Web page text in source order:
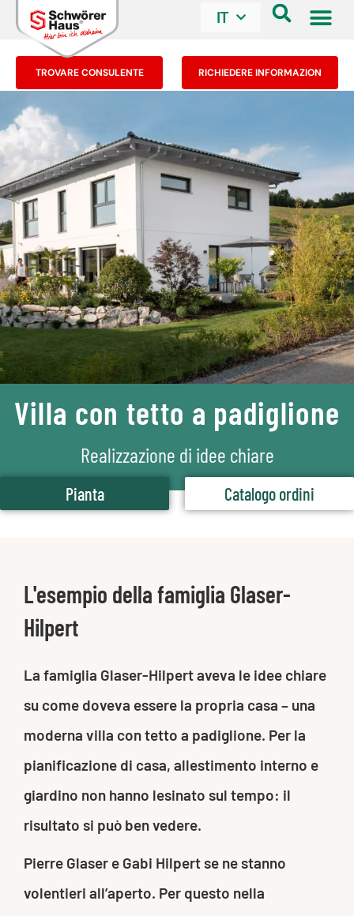
IT
TROVARE CONSULENTE RICHIEDERE INFORMAZION
Villa con tetto a padiglione
Realizzazione di idee chiare
Pianta Catalogo ordini
L'esempio della famiglia Glaser-
Hilpert
La famiglia Glaser-Hilpert aveva le idee chiare
su come doveva essere la propria casa – una
moderna villa con tetto a padiglione. Per la
pianificazione di casa, allestimento interno e
giardino non hanno lesinato sul tempo: il
risultato si può ben vedere.
Pierre Glaser e Gabi Hilpert se ne stanno
volentieri all’aperto. Per questo nella